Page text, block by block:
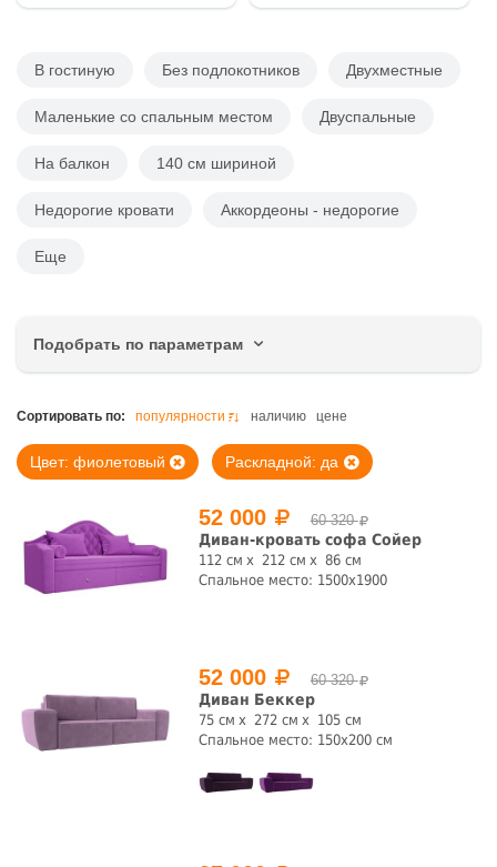
В гостиную Без подлокотников Двухместные
Маленькие со спальным местом Двуспальные
На балкон 140 см шириной
Недорогие кровати Аккордеоны - недорогие
Еще
Подобрать по параметрам
Цена, руб.
Ширина, см
Сортировать по: популярности наличию цене
Цвет: фиолетовый Раскладной: да
52 000 60 320
Диван-кровать софа Сойер
112 см 212 см
86 см
Спальное место: 1500x1900
52 000 60 320
Диван Беккер
75 см 272 см
105 см
Спальное место: 150x200 см